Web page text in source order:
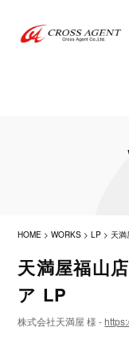
HOME >WORKS >LP >天
天満屋福山
ア LP
株式会社天満屋 様 -